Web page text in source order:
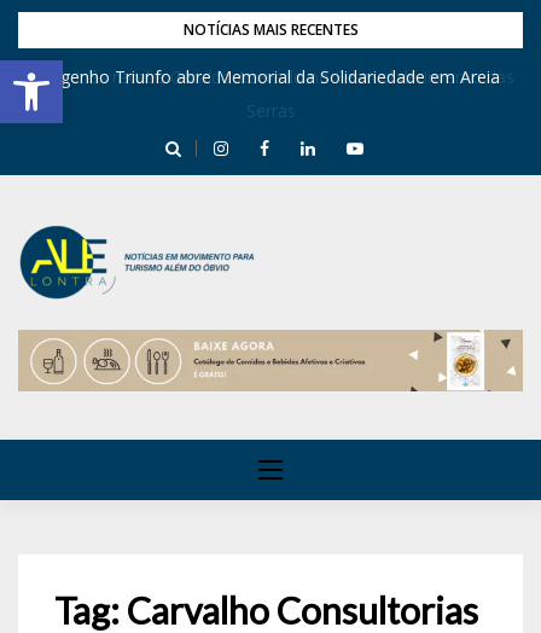
Barra de Ferramentas Aberta
NOTÍCIAS MAIS RECENTES
Engenho Triunfo abre Memorial da Solidariedade em Areia
Tag:Carvalho Consultorias